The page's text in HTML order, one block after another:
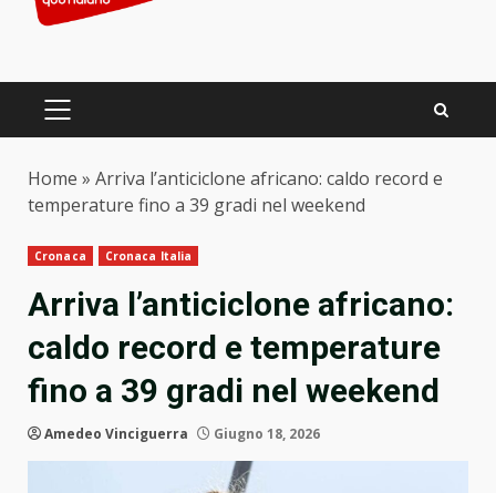
PRIMARY
Home » Arriva l’anticiclone africano: caldo record e
temperature fino a 39 gradi nel weekend
Cronaca Cronaca Italia
Arriva l’anticiclone africano:
caldo record e temperature
fino a 39 gradi nel weekend
Amedeo Vinciguerra Giugno 18, 2026